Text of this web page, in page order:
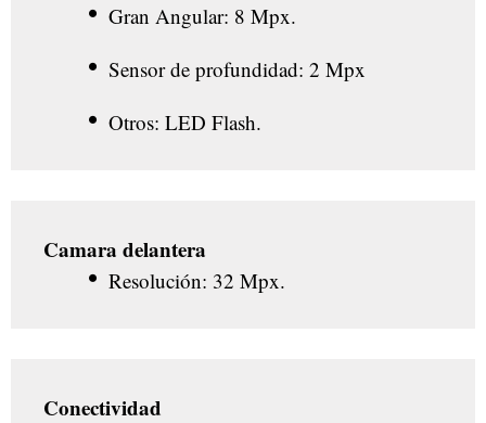
Gran Angular: 8 Mpx.
Sensor de profundidad: 2 Mpx
Otros: LED Flash.
Camara delantera
Resolución: 32 Mpx.
Conectividad